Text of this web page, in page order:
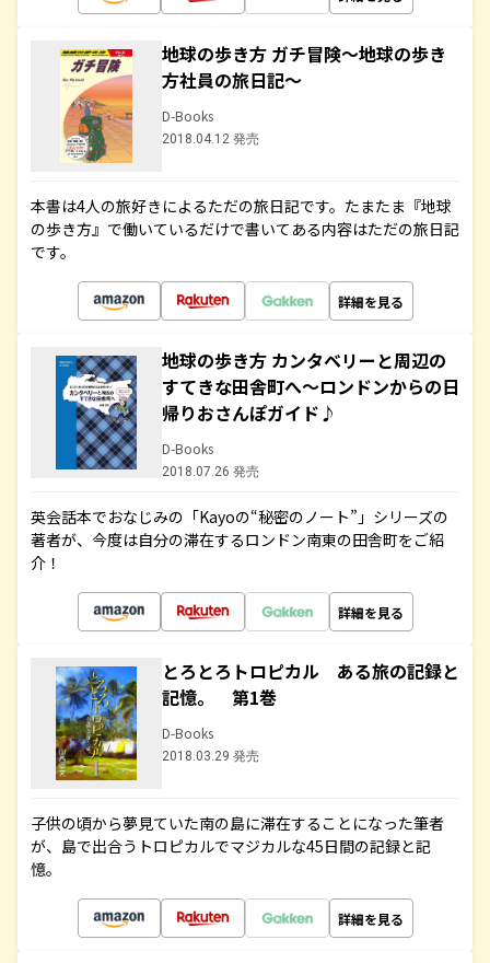
地球の歩き方 ガチ冒険～地球の歩き
方社員の旅日記～
D-Books
2018.04.12 発売
本書は4人の旅好きによるただの旅日記です。たまたま『地球
の歩き方』で働いているだけで書いてある内容はただの旅日記
です。
詳細を見る
地球の歩き方 カンタベリーと周辺の
すてきな田舎町へ～ロンドンからの日
帰りおさんぽガイド♪
D-Books
2018.07.26 発売
英会話本でおなじみの「Kayoの“秘密のノート”」シリーズの
著者が、今度は自分の滞在するロンドン南東の田舎町をご紹
介！
詳細を見る
とろとろトロピカル ある旅の記録と
記憶。 第1巻
D-Books
2018.03.29 発売
子供の頃から夢見ていた南の島に滞在することになった筆者
が、島で出合うトロピカルでマジカルな45日間の記録と記
憶。
詳細を見る